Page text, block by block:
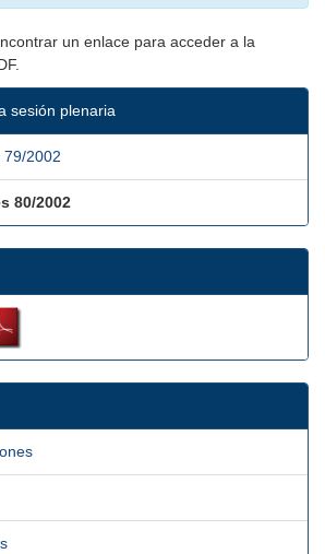
un enlace para acceder a la
sesión plenaria
79/2002
80/2002